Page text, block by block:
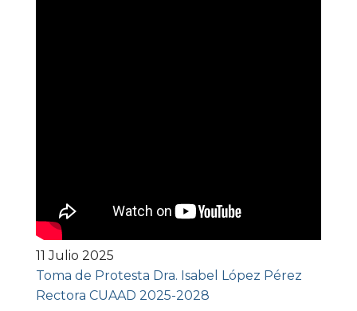
11 Julio 2025
Toma de Protesta Dra. Isabel López Pérez
Rectora CUAAD 2025-2028